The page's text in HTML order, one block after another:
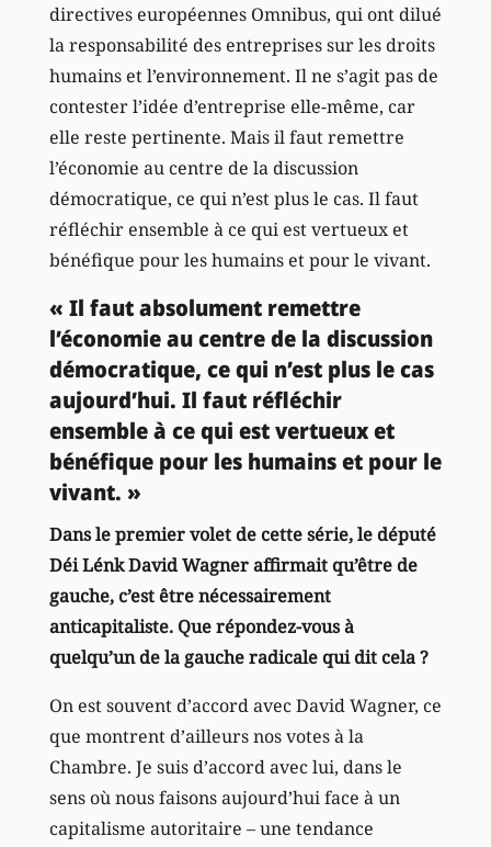
directives européennes Omnibus, qui ont dilué
la responsabilité des entreprises sur les droits
humains et l’environnement. Il ne s’agit pas de
contester l’idée d’entreprise elle-même, car
elle reste pertinente. Mais il faut remettre
l’économie au centre de la discussion
démocratique, ce qui n’est plus le cas. Il faut
réfléchir ensemble à ce qui est vertueux et
bénéfique pour les humains et pour le vivant.
« Il faut absolument remettre
l’économie au centre de la discussion
démocratique, ce qui n’est plus le cas
aujourd’hui. Il faut réfléchir
ensemble à ce qui est vertueux et
bénéfique pour les humains et pour le
vivant. »
Dans le premier volet de cette série, le député
Déi Lénk David Wagner affirmait qu’être de
gauche, c’est être nécessairement
anticapitaliste. Que répondez-vous à
quelqu’un de la gauche radicale qui dit cela ?
On est souvent d’accord avec David Wagner, ce
que montrent d’ailleurs nos votes à la
Chambre. Je suis d’accord avec lui, dans le
sens où nous faisons aujourd’hui face à un
capitalisme autoritaire – une tendance